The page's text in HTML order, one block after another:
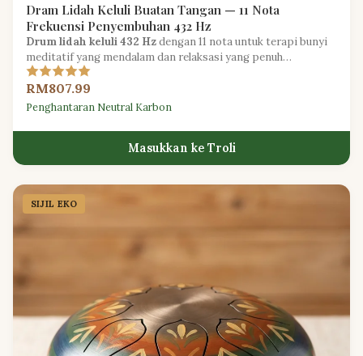
Dram Lidah Keluli Buatan Tangan — 11 Nota
Frekuensi Penyembuhan 432 Hz
Drum lidah keluli 432 Hzdengan 11 nota untuk terapi bunyi
meditatif yang mendalam dan relaksasi yang penuh
kesedaran.
RM807.99
Penghantaran Neutral Karbon
Masukkan ke Troli
SIJIL EKO